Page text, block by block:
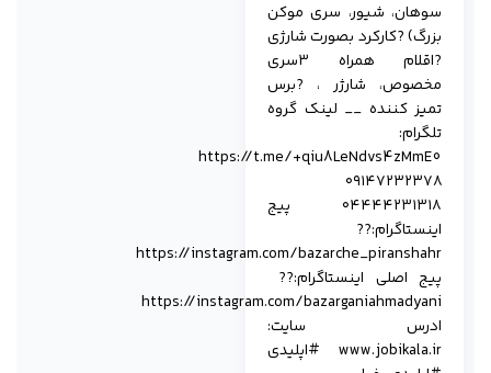
سوهان، شیور، سری موکن
بزرگ) ?کارکرد بصورت شارژی
?اقلام همراه ۳سری
مخصوص، شارژر ، ?برس
تمیز کننده __ لینک گروە
تلگرام:
‏https://t.me/+qiu8LeNdvs4zMmE0
۰۹۱۴۷۲۳۲۳۷۸
۰۴۴۴۴۲۳۱۳۱۸ پیج
اینستاگرام:??
‏https://instagram.com/bazarche_piranshahr
پیج اصلی اینستاگرام:?? ‏
https://instagram.com/bazarganiahmadyani
ادرس سایت:
www.jobikala.ir #اپلیدی